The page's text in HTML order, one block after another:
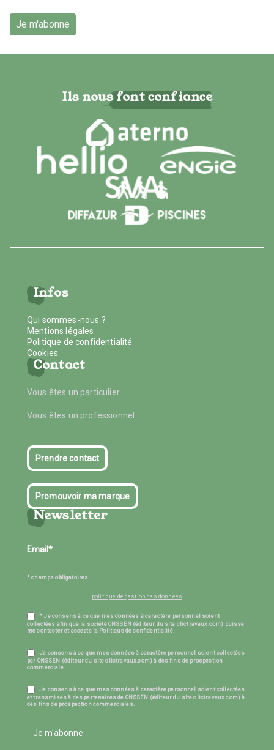
Je m'abonne
Ils nous font confiance
Infos
Qui sommes-nous ?
Mentions légales
Politique de confidentialité
Cookies
Contact
Vous êtes un particulier
Vous êtes un professionnel
Prendre contact
Promouvoir ma marque
Newsletter
* champs obligatoires
politique de gestion des données
* Je consens à ce que mes données à caractère personnel soient
collectées afin que la société ONSSEN (éditeur du site clictravaux.com) puisse
me contacter et accepte la Politique de confidentialité.
Je consens à ce que mes données à caractère personnel soient collectées
par ONSSEN (éditeur du site clictravaux.com) à des fins de prospection
commerciale.
Je consens à ce que mes données à caractère personnel soient collectées
et transmises à des partenaires de ONSSEN (éditeur du site clictravaux.com) à
des fins de prospection commerciales.
Je m'abonne